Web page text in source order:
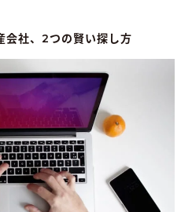
会社、2つの賢い探し方